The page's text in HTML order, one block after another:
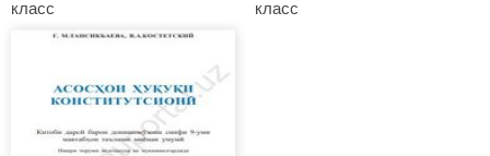
класс
класс